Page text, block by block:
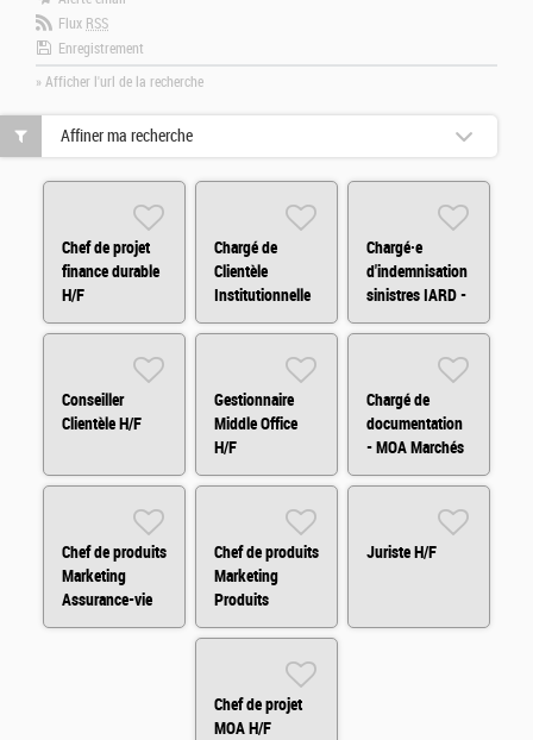
Flux RSS
Enregistrement
» Afficher l'url de la recherche
Chef de projet
finance durable
H/F
Chargé de
Clientèle
Institutionnelle
H/F
Chargé·e
d'indemnisation
sinistres IARD -
CDD H/F
Conseiller
Clientèle H/F
Gestionnaire
Middle Office
H/F
Chargé de
documentation
- MOA Marchés
Financiers H/F
Chef de produits
Marketing
Assurance-vie
H/F
Chef de produits
Marketing
Produits
Financiers H/F
Juriste H/F
Chef de projet
MOA H/F
Affiner ma recherche